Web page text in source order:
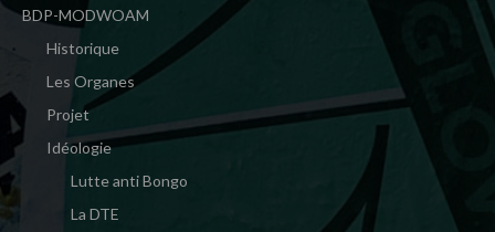
BDP-MODWOAM
Historique
Les Organes
Projet
Idéologie
Lutte anti Bongo
La DTE